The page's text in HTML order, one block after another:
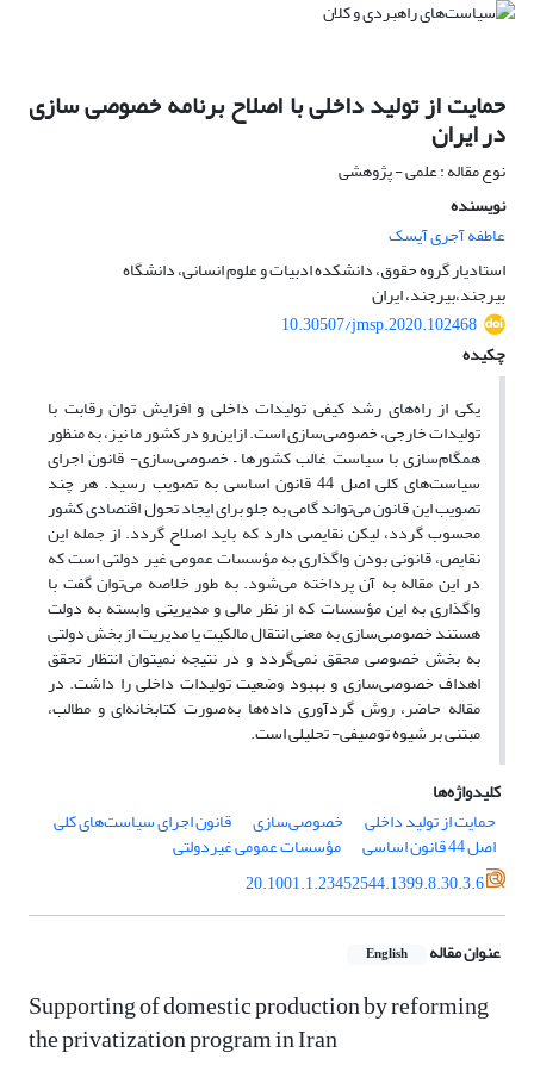
حمایت از تولید داخلی با اصلاح برنامه خصوصی سازی
در ایران
نوع مقاله : علمی - پژوهشی
نویسنده
عاطفه آجری آیسک
استادیار گروه حقوق، دانشکده ادبیات و علوم انسانی، دانشگاه
بیرجند،بیرجند، ایران
10.30507/jmsp.2020.102468
چکیده
یکی از راه‌های رشد کیفی تولیدات داخلی و افزایش توان رقابت با
تولیدات خارجی، خصوصی‌سازی است. ازاین‌رو در کشور ما نیز، به منظور
همگام‌سازی با سیاست غالب کشورها – خصوصی‌سازی- قانون اجرای
سیاست‌های کلی اصل 44 قانون اساسی به تصویب رسید. هر چند
تصویب این قانون می‌تواند گامی به جلو برای ایجاد تحول اقتصادی کشور
محسوب گردد، لیکن نقایصی دارد که باید اصلاح گردد. از جمله این
نقایص، قانونی بودن واگذاری به مؤسسات عمومی غیر دولتی است که
در این مقاله به آن پرداخته می‌شود. به طور خلاصه می‌توان گفت با
واگذاری به این مؤسسات که از نظر مالی و مدیریتی وابسته به دولت
هستند خصوصی‌سازی به معنی انتقال مالکیت یا مدیریت از بخش دولتی
به بخش خصوصی محقق نمی‌گردد و در نتیجه نمیتوان انتظار تحقق
اهداف خصوصی‌سازی و بهبود وضعیت تولیدات داخلی را داشت. در
مقاله حاضر، روش گردآوری داده‌ها به‌صورت کتابخانه‌ای و مطالب،
مبتنی بر شیوه‌ توصیفی- تحلیلی است.
کلیدواژه‌ها
حمایت از تولید داخلی
خصوصی‌سازی قانون اجرای سیاست‌های کلی
اصل 44 قانون اساسی
مؤسسات عمومی غیردولتی
20.1001.1.23452544.1399.8.30.3.6
عنوان مقاله English
Supporting of domestic production by reforming
the privatization program in Iran